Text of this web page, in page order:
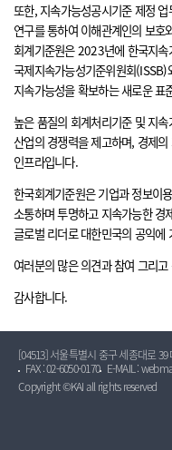
또한, 지속가능성공시기준 제정
연구를 통하여 이해관계인의 보호
회계기준원은 2023년에 한국지
국제지속가능성기준위원회
지속가능성을 확보하는 새로운 표
높은 품질의 회계처리기준 및 지
산업의 경쟁력을 제고하며, 경제
인프라입니다.
한국회계기준원은 기업과 정보이
소통하며 투명하고 지속가능한 경
글로벌 리더로 대한민국의 공익에
여러분의 많은 의견과 참여 그리
감사합니다.
[04513] 서울특별시 중구 세종대로
FAX : 02-6050-0170
E-MAIL :
Copyright ©KAI all rights reserved